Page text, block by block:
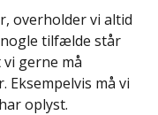
overholder vi altid
tilfælde står
gerne må
Eksempelvis må vi
oplyst.